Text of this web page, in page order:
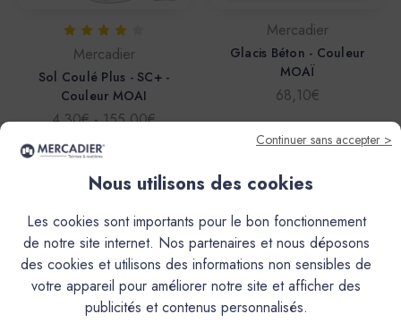
Mercadier
Sol Coulé Plus - SC+ -
Couleur MOAI
4,30€ - 155,00€
Mercadier
Glacis Béton - Couleur
MOAÏ
68,10€
Continuer sans accepter >
Nous utilisons des cookies
Les cookies sont importants pour le bon fonctionnement
de notre site internet. Nos partenaires et nous déposons
des cookies et utilisons des informations non sensibles de
votre appareil pour améliorer notre site et afficher des
publicités et contenus personnalisés.